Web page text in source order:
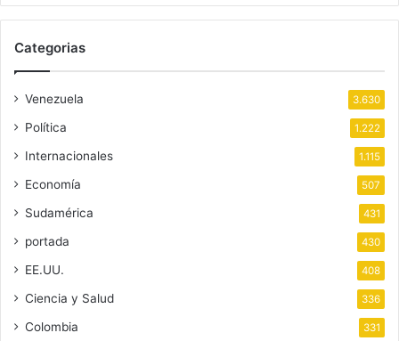
Categorias
Venezuela 3.630
Política 1.222
Internacionales 1.115
Economía 507
Sudamérica 431
portada 430
EE.UU. 408
Ciencia y Salud 336
Colombia 331